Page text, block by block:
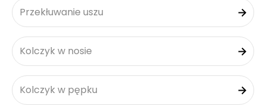
Przekłuwanie uszu
Kolczyk w nosie
Kolczyk w pępku